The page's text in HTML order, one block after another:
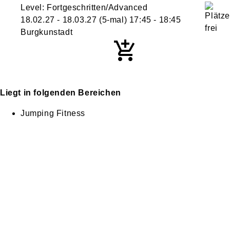
Level: Fortgeschritten/Advanced
18.02.27 - 18.03.27 (5-mal) 17:45 - 18:45
Burgkunstadt
Liegt in folgenden Bereichen
Jumping Fitness